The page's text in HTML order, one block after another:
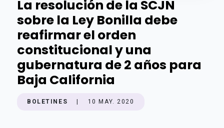
La resolución de la SCJN
sobre la Ley Bonilla debe
reafirmar el orden
constitucional y una
gubernatura de 2 años para
Baja California
BOLETINES 10 MAY. 2020